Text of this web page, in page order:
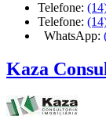
Telefone:
Telefone:
WhatsApp:
Kaza